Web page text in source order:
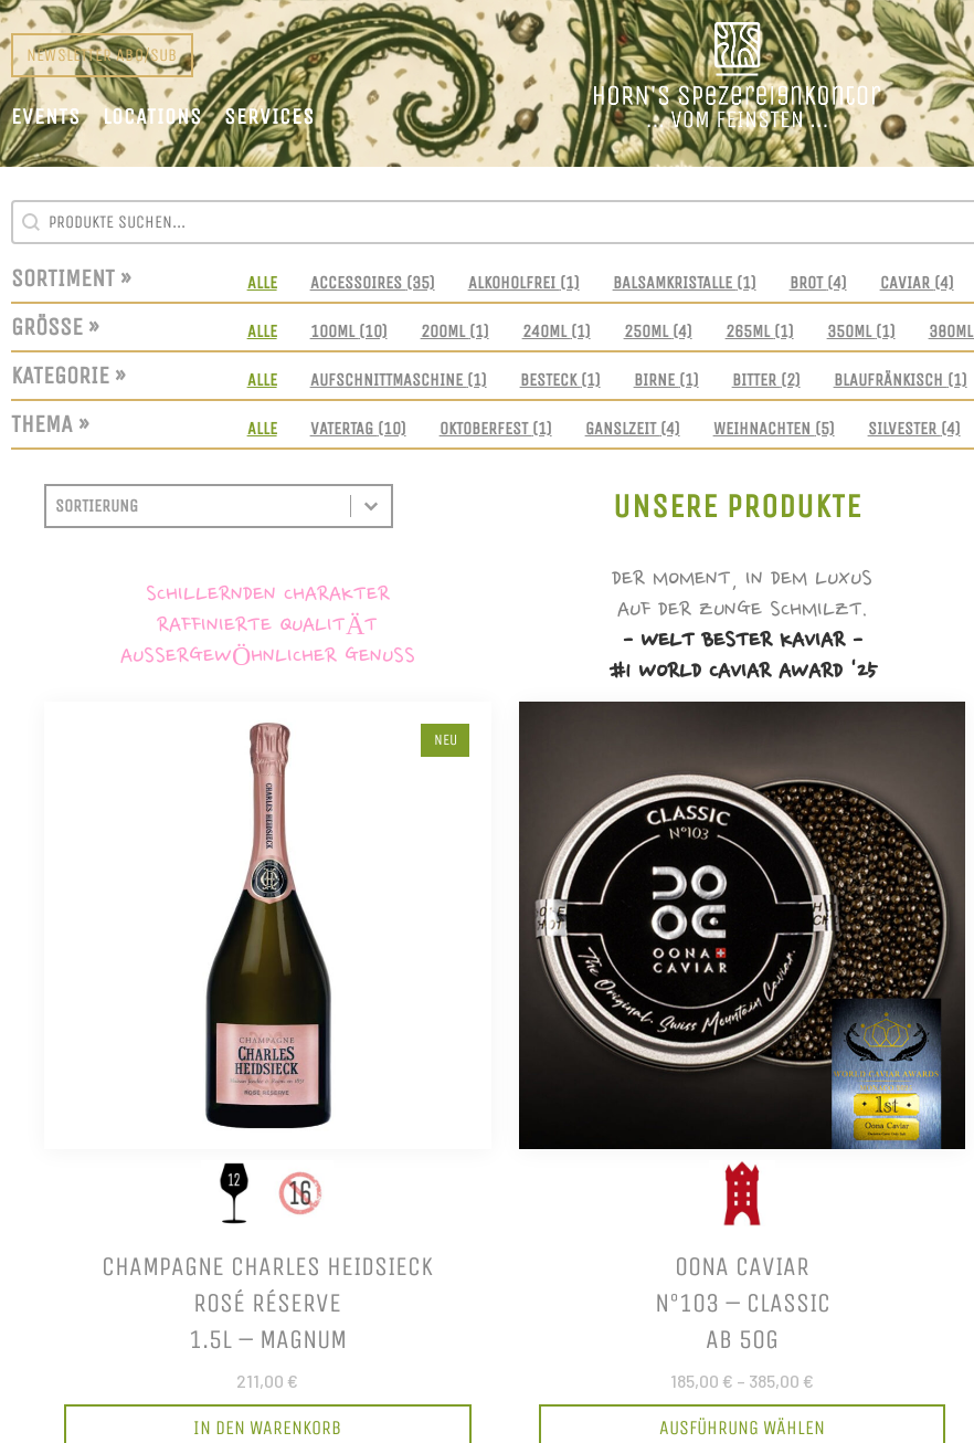
NEWSLETTER ABO/SUB
EVENTS LOCATIONS SERVICES
SUCHFELD
SEARCH CONTENT
SORTIMENT » SORTIMENT
ALLE ACCESSOIRES (35) ALKOHOLFREI (1) BALSAMKRISTALLE (1) BROT (4) CAVIAR (4)
GRÖSSE »
GRÖSSEN
ALLE 100ML (10) 200ML (1) 240ML (1) 250ML (4) 265ML (1) 350ML (1) 380ML
KATEGORIE »
KATEGORIE
ALLE AUFSCHNITTMASCHINE (1) BESTECK (1) BIRNE (1) BITTER (2) BLAUFRÄNKISCH (1)
THEMA »
THEMEN
ALLE VATERTAG (10) OKTOBERFEST (1) GANSLZEIT (4) WEIHNACHTEN (5) SILVESTER (4)
SORTIEREN
SORT CONTENT
SORT CONTENT UNSERE PRODUKTE
SCHILLERNDEN CHARAKTER
RAFFINIERTE QUALITÄT
AUSSERGEWÖHNLICHER GENUSS
NEU
CHAMPAGNE CHARLES HEIDSIECK
ROSÉ RÉSERVE
1.5L – MAGNUM
211,00 €
IN DEN WARENKORB
DER MOMENT, IN DEM LUXUS
AUF DER ZUNGE SCHMILZT.
- WELT BESTER KAVIAR -
#1 WORLD CAVIAR AWARD '25
OONA CAVIAR
N°103 – CLASSIC
AB 50G
185,00 € – 385,00 €
AUSFÜHRUNG WÄHLEN